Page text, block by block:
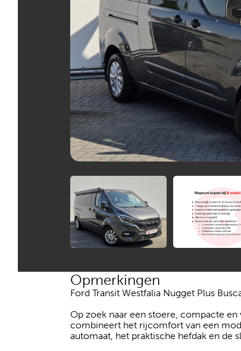
Opmerkingen
Ford Transit Westfalia Nugget Plus
Op zoek naar een stoere, compacte
combineert het rijcomfort van een
automaat, het praktische hefdak en de